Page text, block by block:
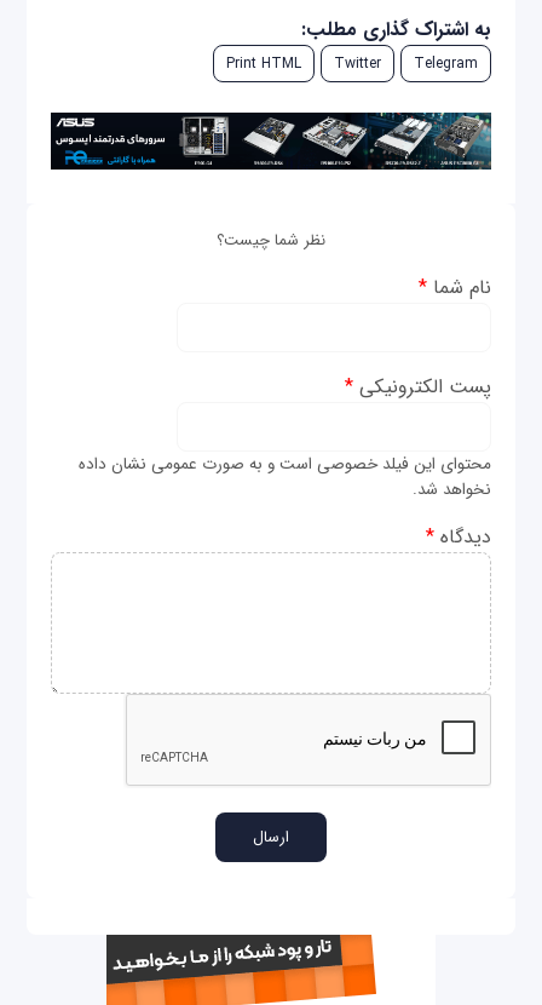
به اشتراک گذاری مطلب:
Telegram
Twitter
Print HTML
نظر شما چیست؟
نام شما*
پست الکترونیکی*
محتوای این فیلد خصوصی است و به صورت عمومی نشان داده
نخواهد شد.
دیدگاه*